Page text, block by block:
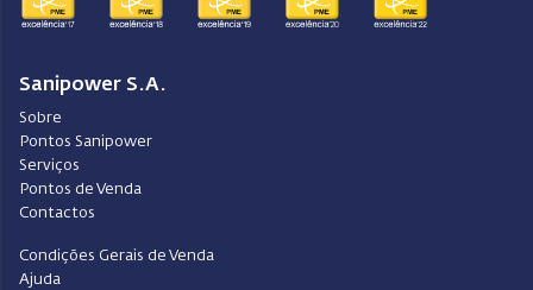
Sanipower S.A.
Sobre
Pontos Sanipower
Serviços
Pontos de Venda
Contactos
Condições Gerais de Venda
Ajuda